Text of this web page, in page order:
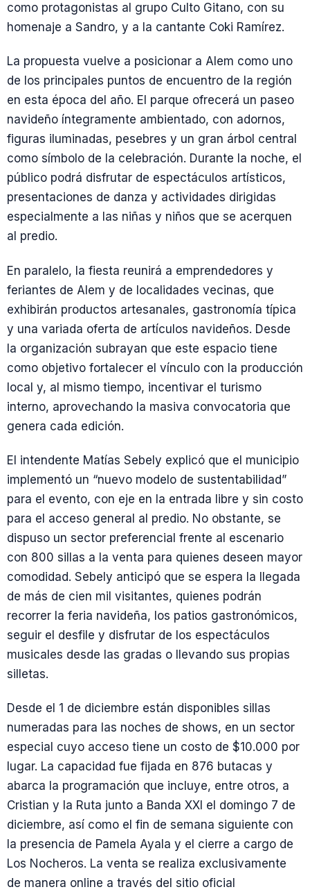
como protagonistas al grupo Culto Gitano, con su
homenaje a Sandro, y a la cantante Coki Ramírez.
La propuesta vuelve a posicionar a Alem como uno
de los principales puntos de encuentro de la región
en esta época del año. El parque ofrecerá un paseo
navideño íntegramente ambientado, con adornos,
figuras iluminadas, pesebres y un gran árbol central
como símbolo de la celebración. Durante la noche, el
público podrá disfrutar de espectáculos artísticos,
presentaciones de danza y actividades dirigidas
especialmente a las niñas y niños que se acerquen
al predio.
En paralelo, la fiesta reunirá a emprendedores y
feriantes de Alem y de localidades vecinas, que
exhibirán productos artesanales, gastronomía típica
y una variada oferta de artículos navideños. Desde
la organización subrayan que este espacio tiene
como objetivo fortalecer el vínculo con la producción
local y, al mismo tiempo, incentivar el turismo
interno, aprovechando la masiva convocatoria que
genera cada edición.
El intendente Matías Sebely explicó que el municipio
implementó un “nuevo modelo de sustentabilidad”
para el evento, con eje en la entrada libre y sin costo
para el acceso general al predio. No obstante, se
dispuso un sector preferencial frente al escenario
con 800 sillas a la venta para quienes deseen mayor
comodidad. Sebely anticipó que se espera la llegada
de más de cien mil visitantes, quienes podrán
recorrer la feria navideña, los patios gastronómicos,
seguir el desfile y disfrutar de los espectáculos
musicales desde las gradas o llevando sus propias
silletas.
Desde el 1 de diciembre están disponibles sillas
numeradas para las noches de shows, en un sector
especial cuyo acceso tiene un costo de $10.000 por
lugar. La capacidad fue fijada en 876 butacas y
abarca la programación que incluye, entre otros, a
Cristian y la Ruta junto a Banda XXI el domingo 7 de
diciembre, así como el fin de semana siguiente con
la presencia de Pamela Ayala y el cierre a cargo de
Los Nocheros. La venta se realiza exclusivamente
de manera online a través del sitio oficial